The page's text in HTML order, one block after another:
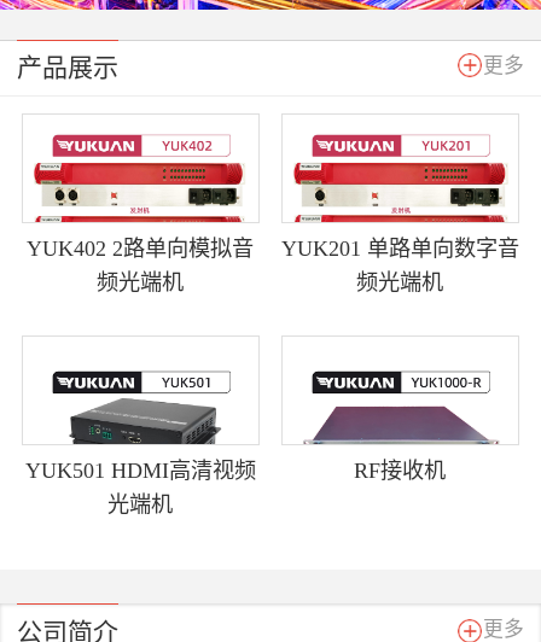
产品展示 更多
YUK402 2路单向模拟音
频光端机
YUK201 单路单向数字音
频光端机
YUK501 HDMI高清视频
光端机
RF接收机
公司简介 更多